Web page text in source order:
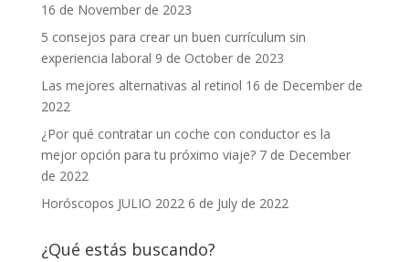
16 de November de 2023
5 consejos para crear un buen currículum sin
experiencia laboral 9 de October de 2023
Las mejores alternativas al retinol 16 de December de
2022
¿Por qué contratar un coche con conductor es la
mejor opción para tu próximo viaje? 7 de December
de 2022
Horóscopos JULIO 2022 6 de July de 2022
¿Qué estás buscando?